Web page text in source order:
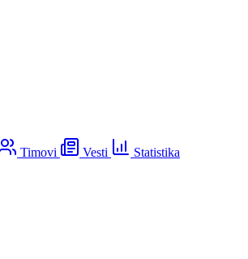
Timovi Vesti
Statistika